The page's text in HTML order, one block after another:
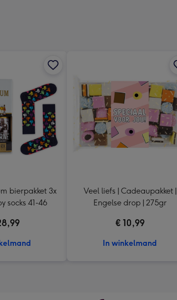
bierpakket 3x
socks 41-46
Veel liefs | Cadeaupakket |
Engelse drop | 275gr
€ 10,99
In winkelmand